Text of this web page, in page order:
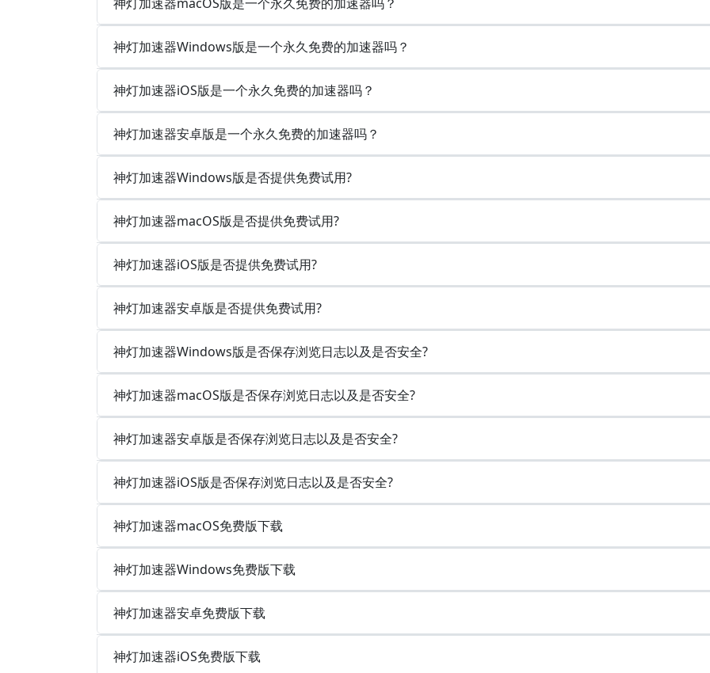
神灯加速器Windows版是一个永久免费的加速器吗？
神灯加速器iOS版是一个永久免费的加速器吗？
神灯加速器安卓版是一个永久免费的加速器吗？
神灯加速器Windows版是否提供免费试用?
神灯加速器macOS版是否提供免费试用?
神灯加速器iOS版是否提供免费试用?
神灯加速器安卓版是否提供免费试用?
神灯加速器Windows版是否保存浏览日志以及是否安全?
神灯加速器macOS版是否保存浏览日志以及是否安全?
神灯加速器安卓版是否保存浏览日志以及是否安全?
神灯加速器iOS版是否保存浏览日志以及是否安全?
神灯加速器macOS免费版下载
神灯加速器Windows免费版下载
神灯加速器安卓免费版下载
神灯加速器iOS免费版下载